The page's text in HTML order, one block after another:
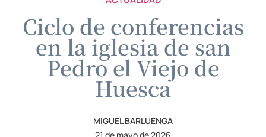
Ciclo de conferencias
en la iglesia de san
Pedro el Viejo de
Huesca
MIGUEL BARLUENGA